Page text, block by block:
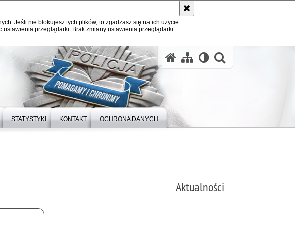
Jeśli nie blokujesz tych plików, to zgadzasz się na ich użycie
przeglądarki. Brak zmiany ustawienia przeglądarki
STATYSTYKI KONTAKT OCHRONA DANYCH
Aktualności